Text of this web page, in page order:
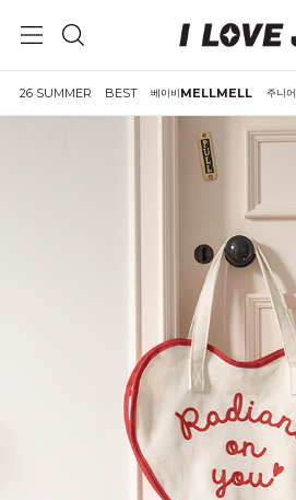
26 SUMMER BEST 베이비MELLMELL 주니어